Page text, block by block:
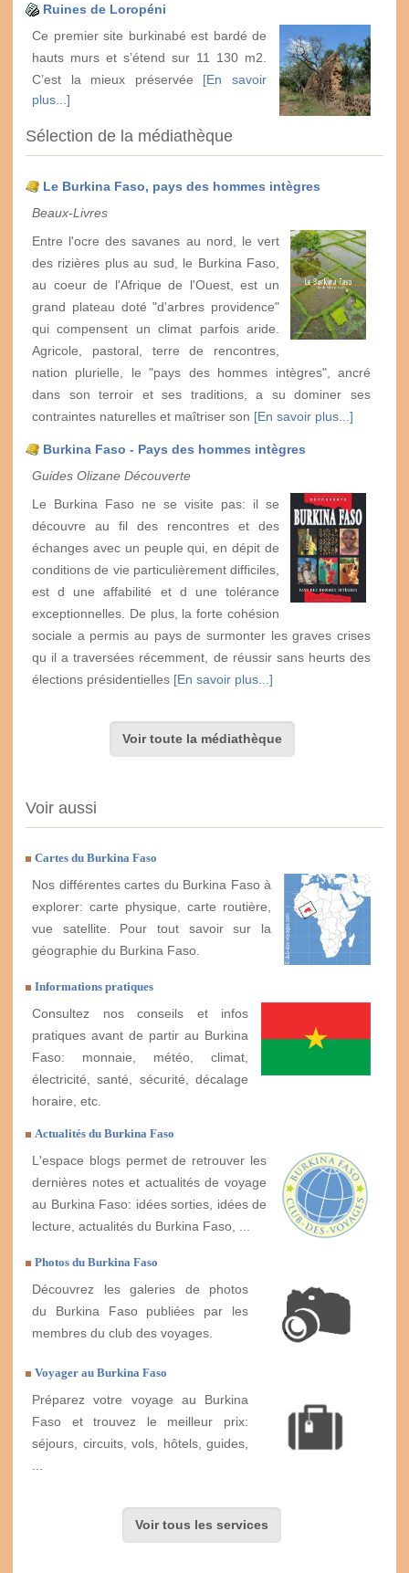
Ruines de Loropéni
Ce premier site burkinabé est bardé de
hauts murs et s’étend sur 11 130 m2.
C’est la mieux préservée [En savoir
plus...]
Sélection de la médiathèque
Le Burkina Faso, pays des hommes intègres
Beaux-Livres
Entre l'ocre des savanes au nord, le vert
des rizières plus au sud, le Burkina Faso,
au coeur de l'Afrique de l'Ouest, est un
grand plateau doté "d'arbres providence"
qui compensent un climat parfois aride.
Agricole, pastoral, terre de rencontres,
nation plurielle, le "pays des hommes intègres", ancré
dans son terroir et ses traditions, a su dominer ses
contraintes naturelles et maîtriser son [En savoir plus...]
Burkina Faso - Pays des hommes intègres
Guides Olizane Découverte
Le Burkina Faso ne se visite pas: il se
découvre au fil des rencontres et des
échanges avec un peuple qui, en dépit de
conditions de vie particulièrement difficiles,
est d une affabilité et d une tolérance
exceptionnelles. De plus, la forte cohésion
sociale a permis au pays de surmonter les graves crises
qu il a traversées récemment, de réussir sans heurts des
élections présidentielles [En savoir plus...]
Voir toute la médiathèque
Voir aussi
Cartes du Burkina Faso
Nos différentes cartes du Burkina Faso à
explorer: carte physique, carte routière,
vue satellite. Pour tout savoir sur la
géographie du Burkina Faso.
Informations pratiques
Consultez nos conseils et infos
pratiques avant de partir au Burkina
Faso: monnaie, météo, climat,
électricité, santé, sécurité, décalage
horaire, etc.
Actualités du Burkina Faso
L'espace blogs permet de retrouver les
dernières notes et actualités de voyage
au Burkina Faso: idées sorties, idées de
lecture, actualités du Burkina Faso, ...
Photos du Burkina Faso
Découvrez les galeries de photos
du Burkina Faso publiées par les
membres du club des voyages.
Voyager au Burkina Faso
Préparez votre voyage au Burkina
Faso et trouvez le meilleur prix:
séjours, circuits, vols, hôtels, guides,
...
Voir tous les services